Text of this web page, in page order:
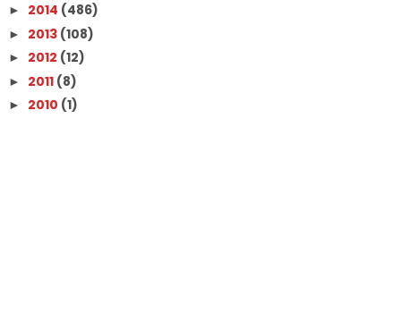
► 2014 (486)
► 2013 (108)
► 2012 (12)
► 2011 (8)
► 2010 (1)